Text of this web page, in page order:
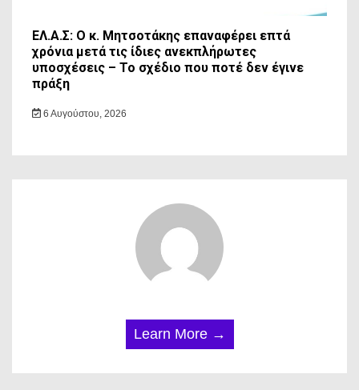
ΕΛ.Α.Σ: Ο κ. Μητσοτάκης επαναφέρει επτά
χρόνια μετά τις ίδιες ανεκπλήρωτες
υποσχέσεις – Το σχέδιο που ποτέ δεν έγινε
πράξη
6 Αυγούστου, 2026
Learn More →